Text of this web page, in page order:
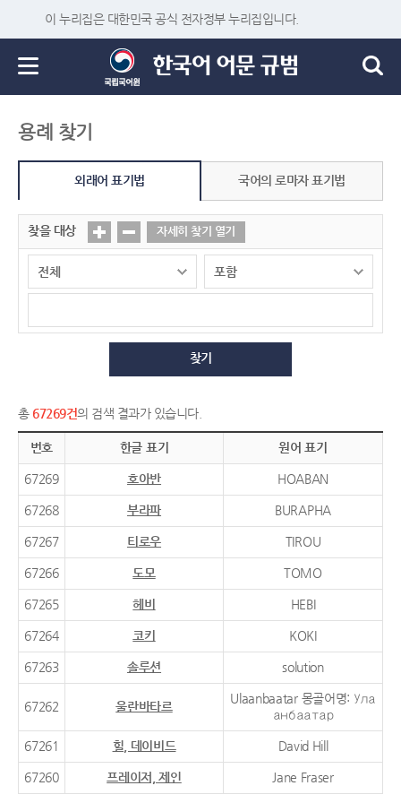
이 누리집은 대한민국 공식 전자정부 누리집입니다.
용례 찾기
외래어 표기법 국어의 로마자 표기법
찾을 대상 자세히 찾기 열기
찾기
총 67269건의 검색 결과가 있습니다.
번호 한글 표기 원어 표기
67269 호아반 HOABAN
67268 부라파 BURAPHA
67267 티로우 TIROU
67266 도모 TOMO
67265 헤비 HEBI
67264 코키 KOKI
67263 솔루션 solution
67262 울란바타르
Ulaanbaatar 몽골어명: Ула
анбаатар
67261 힐, 데이비드 David Hill
67260 프레이저, 제인 Jane Fraser